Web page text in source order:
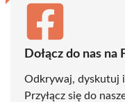
Dołącz do nas na
Odkrywaj, dyskutuj
Przyłącz się do